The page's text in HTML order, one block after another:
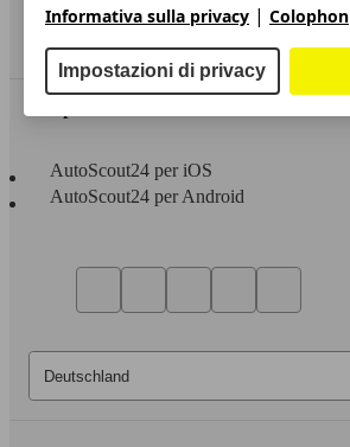
Servizi
Area rivenditori
AutoScout24 per iOS
AutoScout24 per Android
Informativa sulla privacy | Colophon
Impostazioni di privacy